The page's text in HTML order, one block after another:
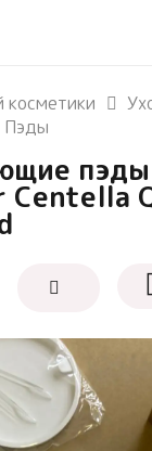
косметики
Пэды
Centella